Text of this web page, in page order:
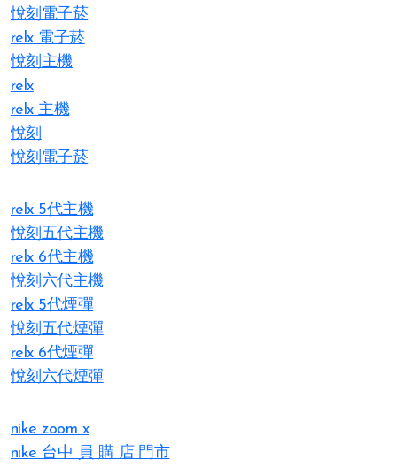
悅刻電子菸
relx 電子菸
悅刻主機
relx
relx 主機
悅刻
悅刻電子菸
relx 5代主機
悅刻五代主機
relx 6代主機
悅刻六代主機
relx 5代煙彈
悅刻五代煙彈
relx 6代煙彈
悅刻六代煙彈
nike zoom x
nike 台中 員 購 店 門市